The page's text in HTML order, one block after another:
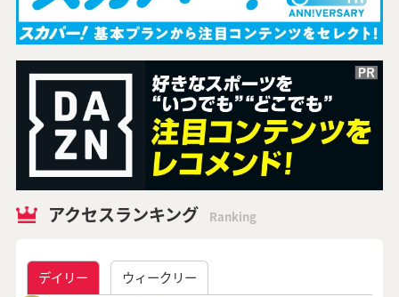
アクセスランキング Ranking
デイリー ウィークリー